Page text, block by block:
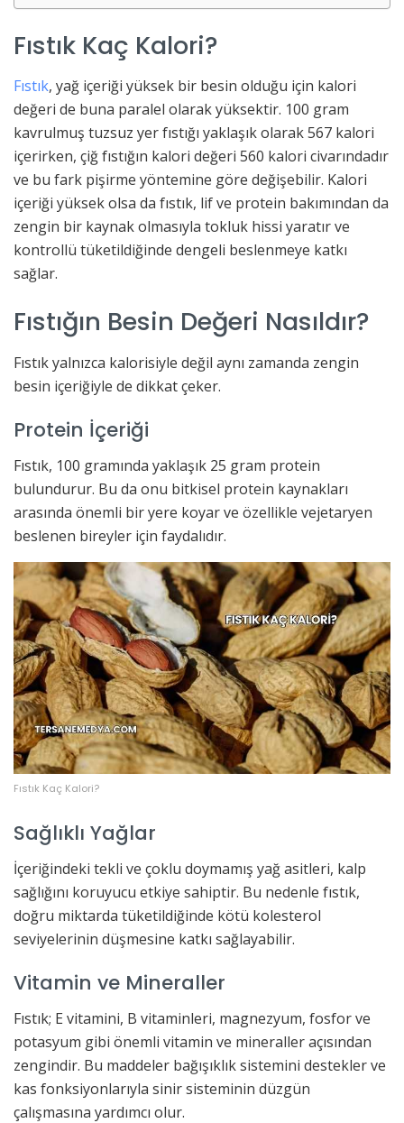
Fıstık Kaç Kalori?
Fıstık, yağ içeriği yüksek bir besin olduğu için kalori
değeri de buna paralel olarak yüksektir. 100 gram
kavrulmuş tuzsuz yer fıstığı yaklaşık olarak 567 kalori
içerirken, çiğ fıstığın kalori değeri 560 kalori civarındadır
ve bu fark pişirme yöntemine göre değişebilir. Kalori
içeriği yüksek olsa da fıstık, lif ve protein bakımından da
zengin bir kaynak olmasıyla tokluk hissi yaratır ve
kontrollü tüketildiğinde dengeli beslenmeye katkı
sağlar.
Fıstığın Besin Değeri Nasıldır?
Fıstık yalnızca kalorisiyle değil aynı zamanda zengin
besin içeriğiyle de dikkat çeker.
Protein İçeriği
Fıstık, 100 gramında yaklaşık 25 gram protein
bulundurur. Bu da onu bitkisel protein kaynakları
arasında önemli bir yere koyar ve özellikle vejetaryen
beslenen bireyler için faydalıdır.
Fıstık Kaç Kalori?
Sağlıklı Yağlar
İçeriğindeki tekli ve çoklu doymamış yağ asitleri, kalp
sağlığını koruyucu etkiye sahiptir. Bu nedenle fıstık,
doğru miktarda tüketildiğinde kötü kolesterol
seviyelerinin düşmesine katkı sağlayabilir.
Vitamin ve Mineraller
Fıstık; E vitamini, B vitaminleri, magnezyum, fosfor ve
potasyum gibi önemli vitamin ve mineraller açısından
zengindir. Bu maddeler bağışıklık sistemini destekler ve
kas fonksiyonlarıyla sinir sisteminin düzgün
çalışmasına yardımcı olur.